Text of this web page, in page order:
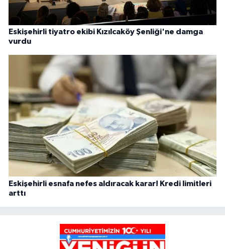
Eskişehirli tiyatro ekibi Kızılcaköy Şenliği'ne damga
vurdu
Eskişehirli esnafa nefes aldıracak karar! Kredi limitleri
arttı